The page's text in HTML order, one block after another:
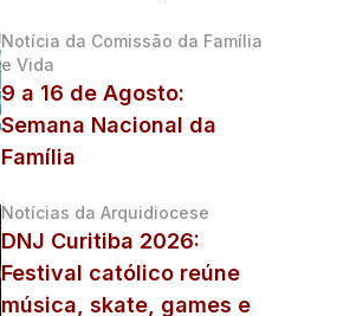
Notícia da Comissão da Família
e Vida
9 a 16 de Agosto:
Semana Nacional da
Família
Notícias da Arquidiocese
DNJ Curitiba 2026:
Festival católico reúne
música, skate, games e